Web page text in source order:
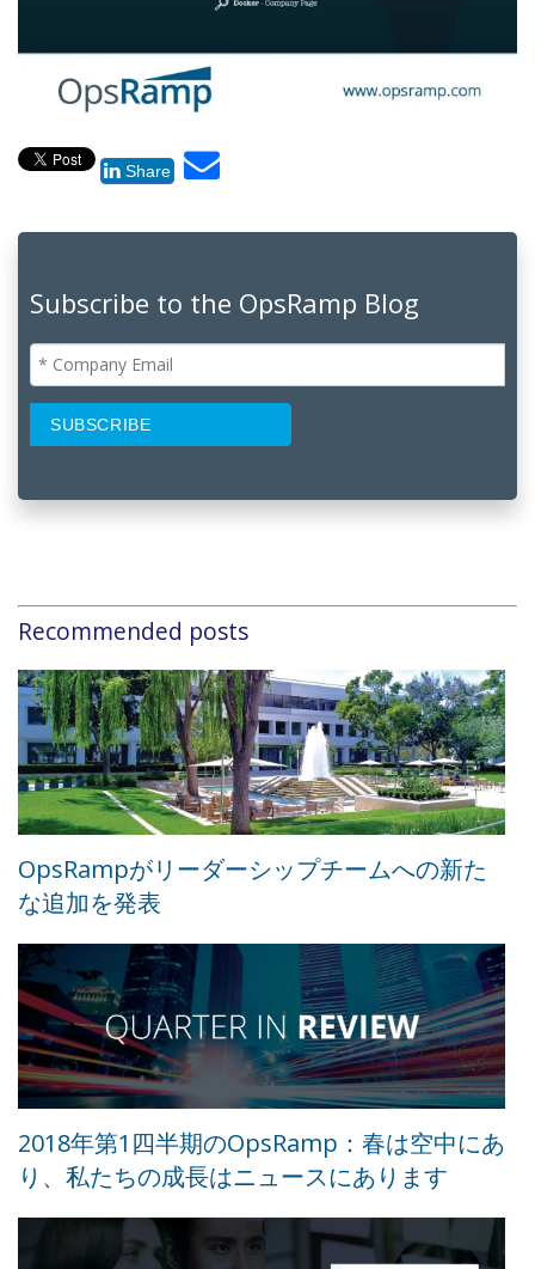
Share
Subscribe to the OpsRamp Blog
Recommended posts
OpsRampがリーダーシップチームへの新た
な追加を発表
2018年第1四半期のOpsRamp：春は空中にあ
り、私たちの成長はニュースにあります